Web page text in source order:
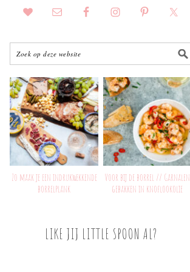
Zo maak je een indrukwekkende
borrelplank
Voor bij de borrel // Garnalen
gebakken in knoflookolie
LIKE JIJ LITTLE SPOON AL?